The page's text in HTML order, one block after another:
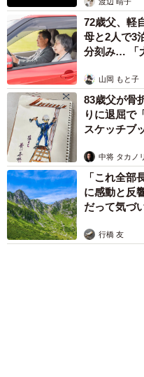
どれも小さな出来事です
扱いが違うのではないか
いきます。
善意で動いた人ほど、そ
出せず、結果として損を
職場のお祝い会の裏で起
だったのかもしれません。
山岡 もと子
83歳父が骨
りに退屈で
スケッチブ
ますよ…」
中将 タカノ
「これ全部
に感動と反
だって気づ
行橋 友